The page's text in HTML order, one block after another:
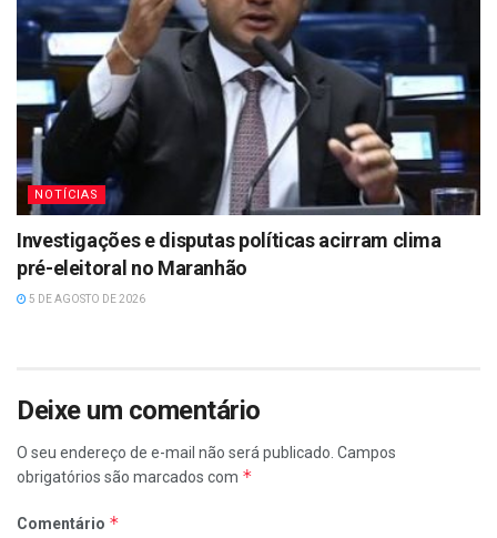
NOTÍCIAS
Investigações e disputas políticas acirram clima
pré-eleitoral no Maranhão
5 DE AGOSTO DE 2026
Deixe um comentário
O seu endereço de e-mail não será publicado. Campos
obrigatórios são marcados com *
Comentário *